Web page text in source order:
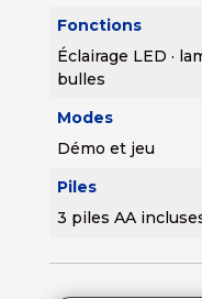
Fonctions
Éclairage LED ·
bulles
Modes
Démo et jeu
Piles
3 piles AA